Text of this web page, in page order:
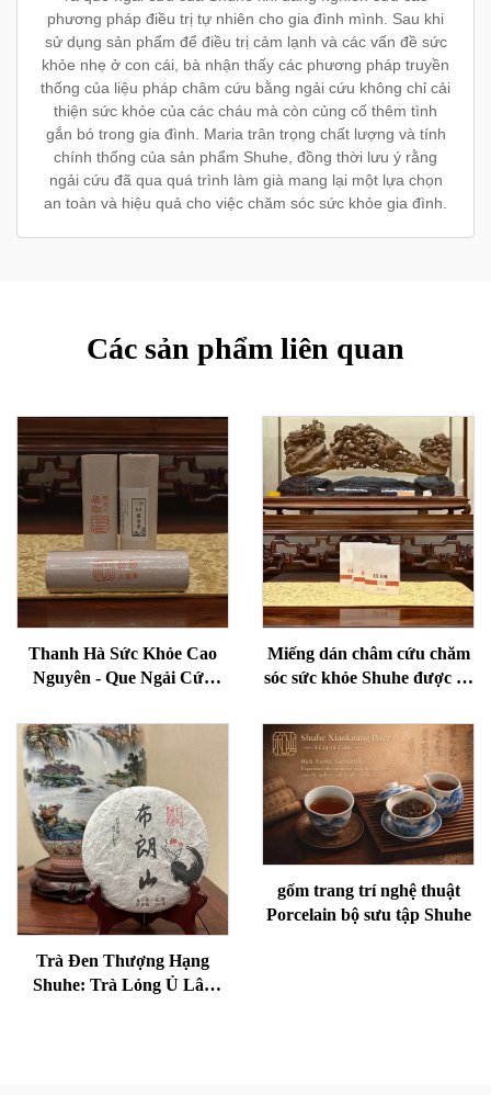
phương pháp điều trị tự nhiên cho gia đình mình. Sau khi
sử dụng sản phẩm để điều trị cảm lạnh và các vấn đề sức
khỏe nhẹ ở con cái, bà nhận thấy các phương pháp truyền
thống của liệu pháp châm cứu bằng ngải cứu không chỉ cải
thiện sức khỏe của các cháu mà còn củng cố thêm tình
gắn bó trong gia đình. Maria trân trọng chất lượng và tính
chính thống của sản phẩm Shuhe, đồng thời lưu ý rằng
ngải cứu đã qua quá trình làm già mang lại một lựa chọn
an toàn và hiệu quả cho việc chăm sóc sức khỏe gia đình.
Các sản phẩm liên quan
Thanh Hà Sức Khỏe Cao
Nguyên - Que Ngải Cứu
Loại Bỏ Ẩm Và Làm Ấm
Kinh Mạch
Miếng dán châm cứu chăm
sóc sức khỏe Shuhe được sử
phục hồi sinh lực và thông
kinh lạc.
Trà Đen Thượng Hạng
Shuhe: Trà Lỏng Ủ Lâu
gốm trang trí nghệ thuật
Porcelain bộ sưu tập Shuhe